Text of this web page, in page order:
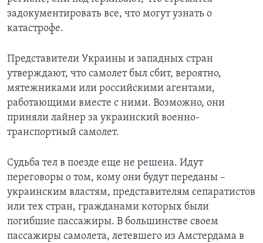
задокументировать все, что могут узнать о
катастрофе.
Представители Украины и западных стран
утверждают, что самолет был сбит, вероятно,
мятежниками или российскими агентами,
работающими вместе с ними. Возможно, они
приняли лайнер за украинский военно-
транспортный самолет.
Судьба тел в поезде еще не решена. Идут
переговоры о том, кому они будут переданы –
украинским властям, представителям сепаратистов
или тех стран, гражданами которых были
погибшие пассажиры. В большинстве своем
пассажиры самолета, летевшего из Амстердама в